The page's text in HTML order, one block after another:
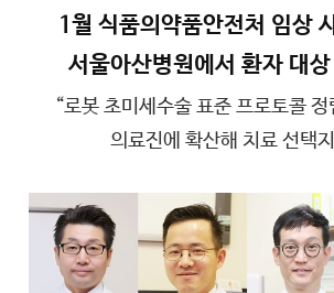
1월 식품의약품안전처 임상
서울아산병원에서 환자 대
“로봇 초미세수술 표준 프로토콜 정
의료진에 확산해 치료 선택